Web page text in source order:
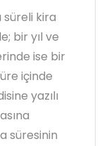
süreli kira
bir yıl ve
ise bir
içinde
yazılı
süresinin